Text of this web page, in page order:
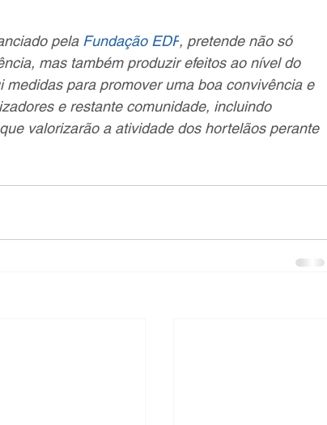
pela Fundação EDP, pretende não só
mas também produzir efeitos ao nível do
para promover uma boa convivência e
e restante comunidade, incluindo
valorizarão a atividade dos hortelãos perante